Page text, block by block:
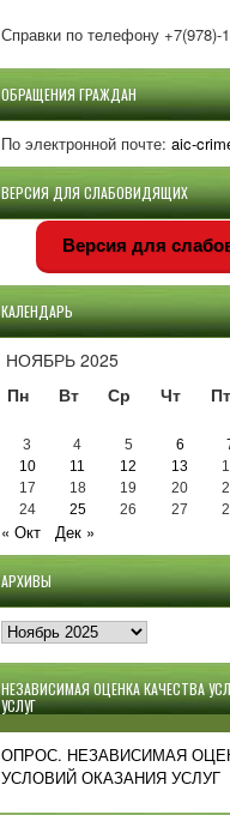
Справки по телефону +7(978)-
ОБРАЩЕНИЯ ГРАЖДАН
По электронной почте: aic-
ВЕРСИЯ ДЛЯ СЛАБОВИДЯЩИХ
Версия для
КАЛЕНДАРЬ
НОЯБРЬ 2025
Пн
Вт Ср Чт Пт
3
4 5 6
10
11 12 13
17
18 19 20
24
25 26 27
« Окт Дек »
АРХИВЫ
Архивы
НЕЗАВИСИМАЯ ОЦЕНКА КАЧЕСТВА
УСЛУГ
ОПРОС. НЕЗАВИСИМАЯ
УСЛОВИЙ ОКАЗАНИЯ УСЛУГ